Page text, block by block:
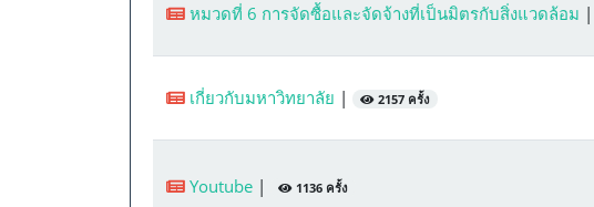
หมวดที่ 6 การจัดซื้อและจัดจ้างที่เป็นมิตรกับสิ่งแวดล้อม |
เกี่ยวกับมหาวิทยาลัย | 2157 ครั้ง
Youtube | 1136 ครั้ง